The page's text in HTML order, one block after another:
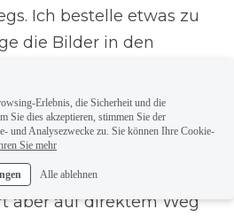
Ich bestelle etwas zu
die Bilder in den
plötzlich schlagartig
drückt mir eine Tüte
in die Hand mit
jetzt schließen. Da
spricht gehe ich noch
aber auf direktem Weg
Erlebnis, die Sicherheit und die
Sie dies akzeptieren, stimmen Sie der
und Analysezwecke zu. Sie können Ihre Cookie-
Sie mehr
Alle ablehnen